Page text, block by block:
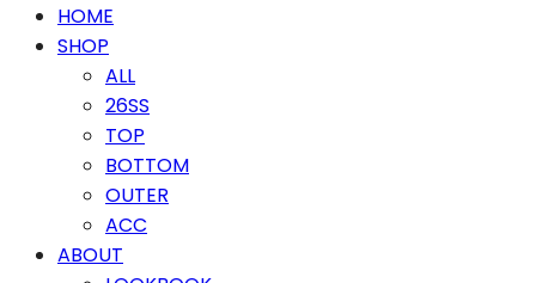
HOME
SHOP
ALL
26SS
TOP
BOTTOM
OUTER
ACC
ABOUT